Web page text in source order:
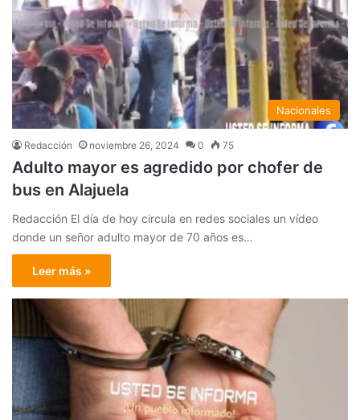
Nacionales
Redacción noviembre 26, 2024 0 75
Adulto mayor es agredido por chofer de
bus en Alajuela
Redacción El día de hoy circula en redes sociales un vídeo
donde un señor adulto mayor de 70 años es…
Leer más »